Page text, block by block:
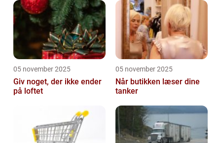
05 november 2025
Giv noget, der ikke ender
på loftet
05 november 2025
Når butikken læser dine
tanker